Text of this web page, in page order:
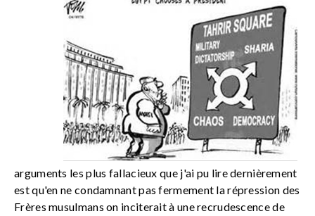
arguments les plus fallacieux que j'ai pu lire dernièrement
est qu'en ne condamnant pas fermement la répression des
Frères musulmans on inciterait à une recrudescence de